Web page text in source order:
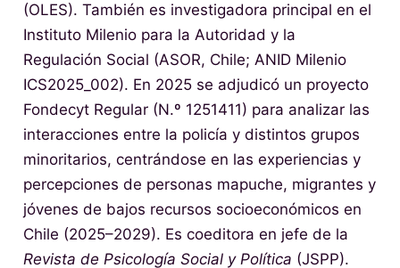
(OLES). También es investigadora principal en el
Instituto Milenio para la Autoridad y la
Regulación Social (ASOR, Chile; ANID Milenio
ICS2025_002). En 2025 se adjudicó un proyecto
Fondecyt Regular (N.º 1251411) para analizar las
interacciones entre la policía y distintos grupos
minoritarios, centrándose en las experiencias y
percepciones de personas mapuche, migrantes y
jóvenes de bajos recursos socioeconómicos en
Chile (2025–2029). Es coeditora en jefe de la
Revista de Psicología Social y Política (JSPP).